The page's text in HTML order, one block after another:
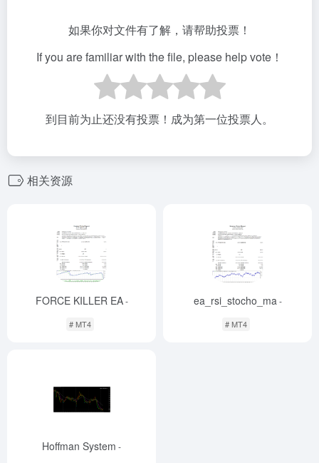
如果你对文件有了解，请帮助投票！
If you are familiar with the file, please help vote！
到目前为止还没有投票！成为第一位投票人。
相关资源
FORCE KILLER EA-
# MT4
ea_rsi_stocho_ma -
# MT4
Hoffman System -